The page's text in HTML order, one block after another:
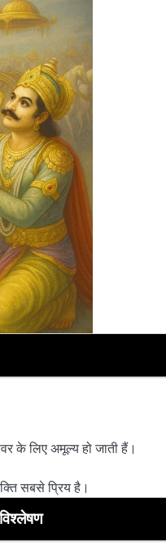
के लिए अमूल्य हो जाती हैं।
सबसे प्रिय है।